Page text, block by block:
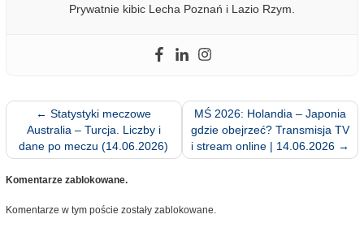
Prywatnie kibic Lecha Poznań i Lazio Rzym.
← Statystyki meczowe
Australia – Turcja. Liczby i
dane po meczu (14.06.2026)
MŚ 2026: Holandia – Japonia
gdzie obejrzeć? Transmisja TV
i stream online | 14.06.2026 →
Komentarze zablokowane.
Komentarze w tym poście zostały zablokowane.